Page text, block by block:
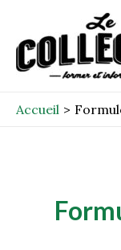
contenu
Accueil